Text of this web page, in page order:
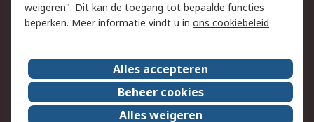
Algemene
verkoopvoorwaarden
Over RS
RS Group
Over ons
RS wereldwijd
Werken bij RS
weigeren". Dit kan de toegang tot bepaalde functies
beperken. Meer informatie vindt u in ons cookiebeleid
Alles accepteren
Beheer cookies
Alles weigeren